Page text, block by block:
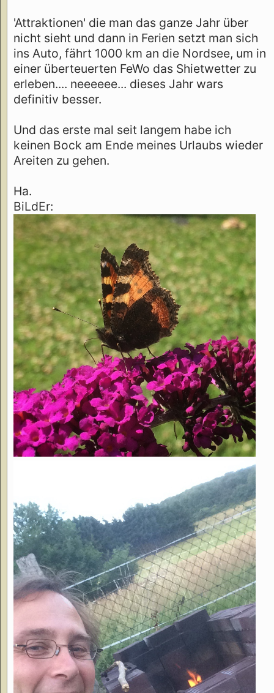
'Attraktionen' die man das ganze Jahr über
nicht sieht und dann in Ferien setzt man sich
ins Auto, fährt 1000 km an die Nordsee, um in
einer überteuerten FeWo das Shietwetter zu
erleben.... neeeeee... dieses Jahr wars
definitiv besser.
Und das erste mal seit langem habe ich
keinen Bock am Ende meines Urlaubs wieder
Areiten zu gehen.
Ha.
BiLdEr: